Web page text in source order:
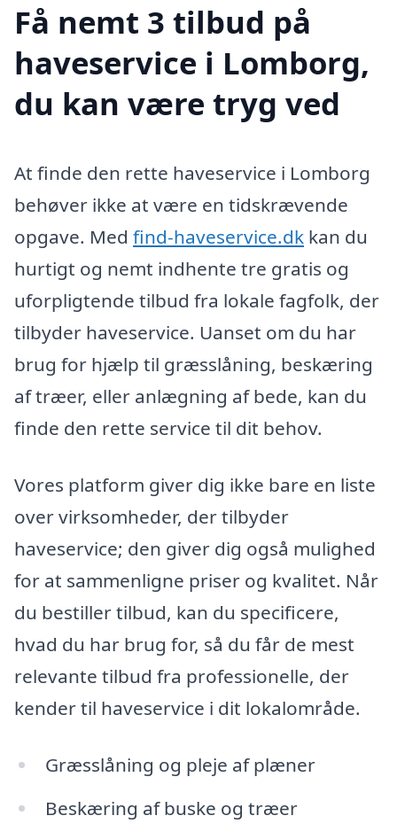
Få nemt 3 tilbud på
haveservice i Lomborg,
du kan være tryg ved
At finde den rette haveservice i Lomborg
behøver ikke at være en tidskrævende
opgave. Med find-haveservice.dk kan du
hurtigt og nemt indhente tre gratis og
uforpligtende tilbud fra lokale fagfolk, der
tilbyder haveservice. Uanset om du har
brug for hjælp til græsslåning, beskæring
af træer, eller anlægning af bede, kan du
finde den rette service til dit behov.
Vores platform giver dig ikke bare en liste
over virksomheder, der tilbyder
haveservice; den giver dig også mulighed
for at sammenligne priser og kvalitet. Når
du bestiller tilbud, kan du specificere,
hvad du har brug for, så du får de mest
relevante tilbud fra professionelle, der
kender til haveservice i dit lokalområde.
Græsslåning og pleje af plæner
Beskæring af buske og træer